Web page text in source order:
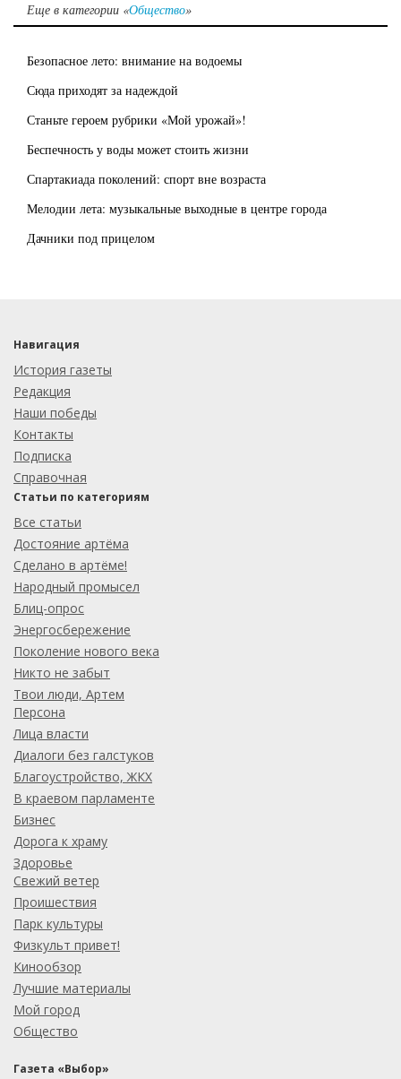
Еще в категории «Общество»
Безопасное лето: внимание на водоемы
Сюда приходят за надеждой
Станьте героем рубрики «Мой урожай»!
Беспечность у воды может стоить жизни
Спартакиада поколений: спорт вне возраста
Мелодии лета: музыкальные выходные в центре города
Дачники под прицелом
Навигация
История газеты
Редакция
Наши победы
Контакты
Подписка
Справочная
Статьи по категориям
Все статьи
Достояние артёма
Сделано в артёме!
Народный промысел
Блиц-опрос
Энергосбережение
Поколение нового века
Никто не забыт
Твои люди, Артем
Персона
Лица власти
Диалоги без галстуков
Благоустройство, ЖКХ
В краевом парламенте
Бизнес
Дорога к храму
Здоровье
Свежий ветер
Проишествия
Парк культуры
Физкульт привет!
Кинообзор
Лучшие материалы
Мой город
Общество
Газета «Выбор»